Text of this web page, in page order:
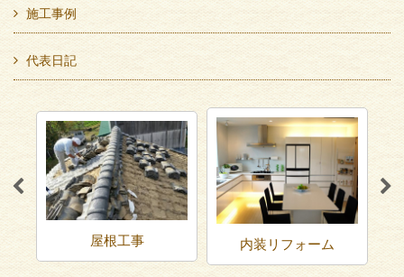
施工事例
代表日記
屋根工事 内装リフォーム